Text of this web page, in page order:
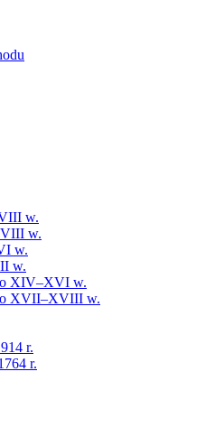
w.
w.
w.
w.
XIV–XVI w.
XVII–XVIII w.
r.
r.